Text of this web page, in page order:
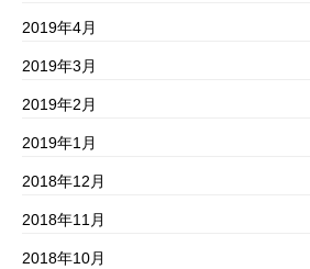
2019年4月
2019年3月
2019年2月
2019年1月
2018年12月
2018年11月
2018年10月